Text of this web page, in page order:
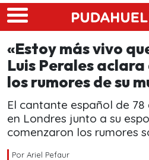
Skip to main content
«Estoy más vivo
Luis Perales
los rumores de su
El cantante español de
en Londres junto a su
comenzaron los rumores
Por Ariel Pefaur